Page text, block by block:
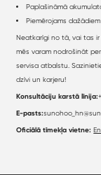
Paplašināmā
Piemērojams
Neatkarīgi no tā, vai tas
mēs varam nodrošināt
servisa atbalstu.
dzīvi un karjeru!
Konsultāciju karstā līnija:
E-pasts:
Oficiālā tīmekļa vietne: